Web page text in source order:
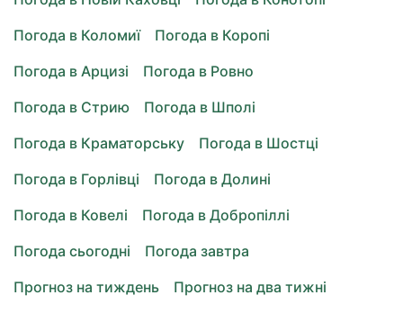
Погода в Коломиї
Погода в Коропі
Погода в Арцизі
Погода в Ровно
Погода в Стрию
Погода в Шполі
Погода в Краматорську
Погода в Шостці
Погода в Горлівці
Погода в Долині
Погода в Ковелі
Погода в Добропіллі
Погода сьогодні
Погода завтра
Прогноз на тиждень
Прогноз на два тижні